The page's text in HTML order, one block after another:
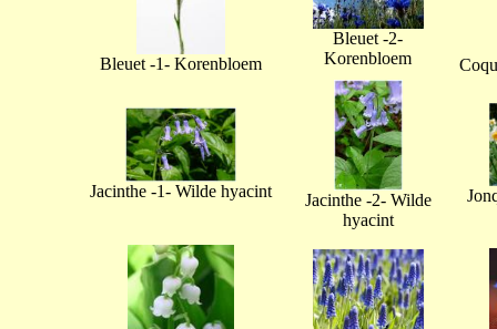
Bleuet -1- Korenbloem
Bleuet -2-
Korenbloem
Jacinthe -1- Wilde hyacint
Jacinthe -2- Wilde
hyacint